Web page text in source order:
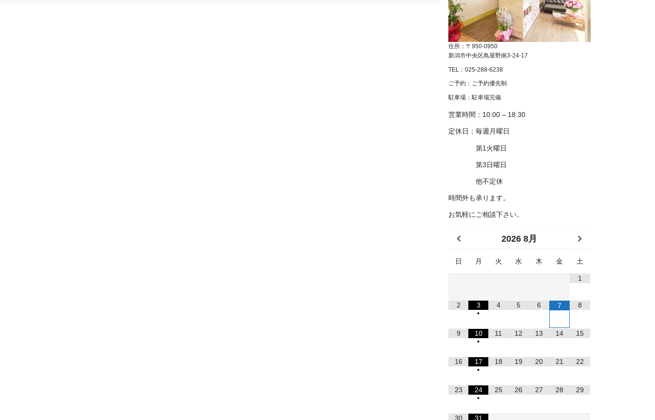
住所：〒950-0950
新潟市中央区鳥屋野南3-24-17
TEL：025-288-6238
ご予約：ご予約優先制
駐車場：駐車場完備
営業時間：10:00 – 18:30
定休日：毎週月曜日
第1火曜日
第3日曜日
他不定休
時間外も承ります。
お気軽にご相談下さい。
2026 8月
日 月 火 水 木 金 土
1
2
3
•
4 5 6 7 8
9
10
•
11 12 13 14 15
16
17
•
18 19 20 21 22
23
24
•
25 26 27 28 29
30 31